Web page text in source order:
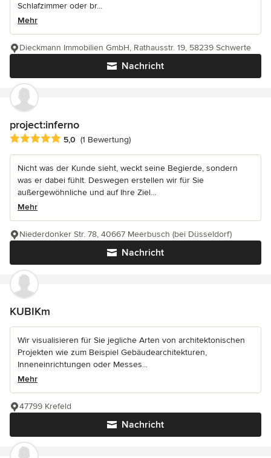
Schlafzimmer oder br...
Mehr
Nachricht
Dieckmann Immobilien GmbH, Rathausstr. 19, 58239 Schwerte
project:inferno
Durchschnittliche Bewertung: 5 von 5 Sternen
5,0 (1 Bewertung)
Nicht was der Kunde sieht, weckt seine Begierde, sondern
was er dabei fühlt. Deswegen erstellen wir für Sie
außergewöhnliche und auf Ihre Ziel...
Mehr
Nachricht
Niederdonker Str. 78, 40667 Meerbusch (bei Düsseldorf)
KUBIKm
Wir visualisieren für Sie jegliche Arten von architektonischen
Projekten wie zum Beispiel Gebäudearchitekturen,
Inneneinrichtungen oder Messes...
Mehr
Nachricht
47799 Krefeld